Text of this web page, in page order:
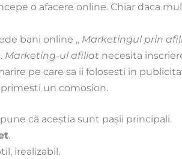
o afacere online. Chiar daca
bani online ,, Marketingul prin
Marketing-ul afiliat necesita
pe care sa ii folosesti in
un comosion.
că aceştia sunt paşii principali.
.
irealizabil.